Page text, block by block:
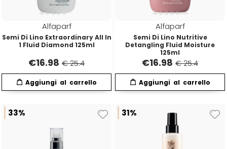
Plura
Pop Italy
Profesia
Protoplasmina
Ristructa
Alfaparf
Semi Di Lino Extraordinary All In
1 Fluid Diamond 125ml
€16.98 € 25.4
Alfaparf
Semi Di Lino Nutritive
Detangling Fluid Moisture
125ml
€16.98 € 25.4
33% 31%